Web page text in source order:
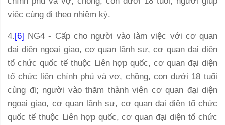
việc cùng đi theo nhiệm kỳ.
4.[6] NG4 - Cấp cho người vào làm việc với cơ quan
đại diện ngoại giao, cơ quan lãnh sự, cơ quan đại diện
tổ chức quốc tế thuộc Liên hợp quốc, cơ quan đại diện
tổ chức liên chính phủ và vợ, chồng, con dưới 18 tuổi
cùng đi; người vào thăm thành viên cơ quan đại diện
ngoại giao, cơ quan lãnh sự, cơ quan đại diện tổ chức
quốc tế thuộc Liên hợp quốc, cơ quan đại diện tổ chức